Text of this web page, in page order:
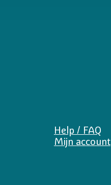
Help / FAQ
Mijn account